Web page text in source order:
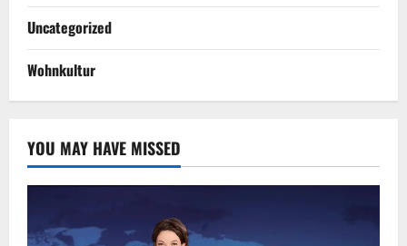
Uncategorized
Wohnkultur
YOU MAY HAVE MISSED